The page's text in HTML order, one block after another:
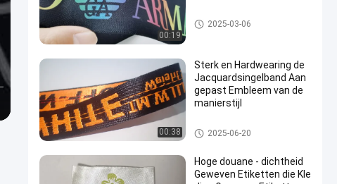
00:19
Bindband
2025-03-06
00:38
Sterk en Hardwearing de
Jacquardsingelband Aan
gepast Embleem van de
manierstijl
Bindband
2025-06-20
Hoge douane - dichtheid
Geweven Etiketten die Kle